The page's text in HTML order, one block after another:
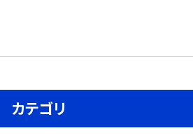
カテゴリ